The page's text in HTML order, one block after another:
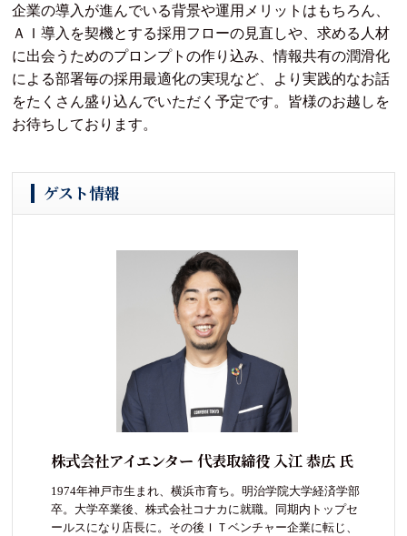
企業の導入が進んでいる背景や運用メリットはもちろん、
ＡＩ導入を契機とする採用フローの見直しや、求める人材
に出会うためのプロンプトの作り込み、情報共有の潤滑化
による部署毎の採用最適化の実現など、より実践的なお話
をたくさん盛り込んでいただく予定です。皆様のお越しを
お待ちしております。
ゲスト情報
株式会社アイエンター 代表取締役 入江 恭広 氏
1974年神戸市生まれ、横浜市育ち。明治学院大学経済学部
卒。大学卒業後、株式会社コナカに就職。同期内トップセ
ールスになり店長に。その後ＩＴベンチャー企業に転じ、